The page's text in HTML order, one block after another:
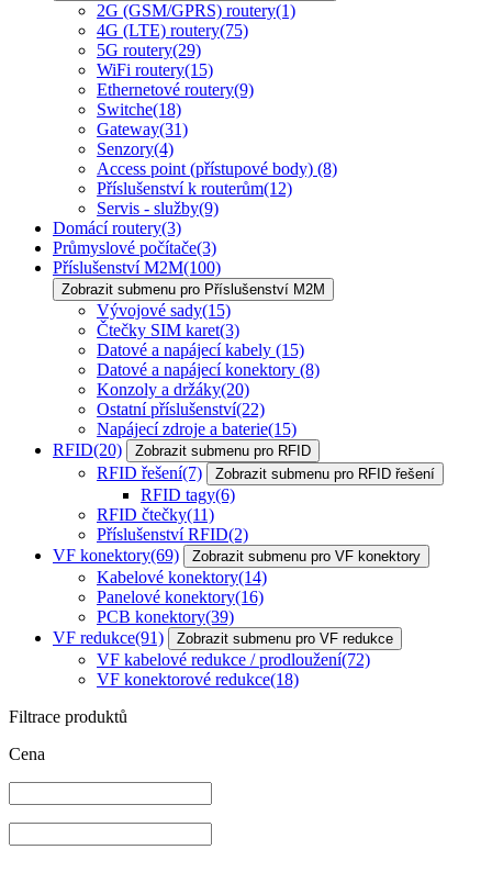
2G (GSM/GPRS) routery(1)
4G (LTE) routery(75)
5G routery(29)
WiFi routery(15)
Ethernetové routery(9)
Switche(18)
Gateway(31)
Senzory(4)
Access point (přístupové body) (8)
Příslušenství k routerům(12)
Servis - služby(9)
Domácí routery(3)
Průmyslové počítače(3)
Příslušenství M2M(100)
Zobrazit submenu pro Příslušenství M2M
Vývojové sady(15)
Čtečky SIM karet(3)
Datové a napájecí kabely (15)
Datové a napájecí konektory (8)
Konzoly a držáky(20)
Ostatní příslušenství(22)
Napájecí zdroje a baterie(15)
RFID(20) Zobrazit submenu pro RFID
RFID řešení(7) Zobrazit submenu pro RFID řešení
RFID tagy(6)
RFID čtečky(11)
Příslušenství RFID(2)
VF konektory(69) Zobrazit submenu pro VF konektory
Kabelové konektory(14)
Panelové konektory(16)
PCB konektory(39)
VF redukce(91) Zobrazit submenu pro VF redukce
VF kabelové redukce / prodloužení(72)
VF konektorové redukce(18)
Filtrace produktů
Cena